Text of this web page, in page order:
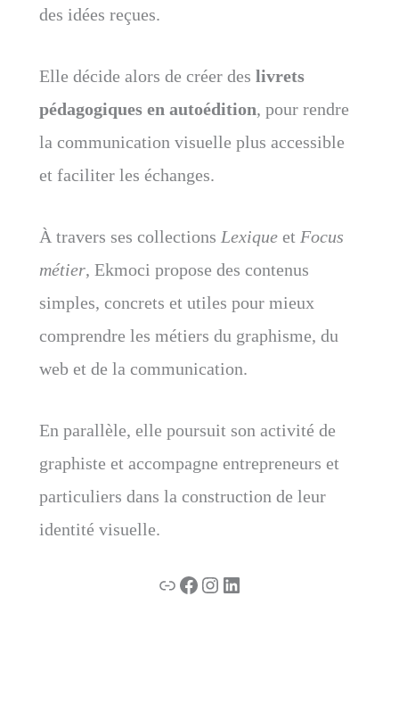
des idées reçues.
Elle décide alors de créer des livrets
pédagogiques en autoédition, pour rendre
la communication visuelle plus accessible
et faciliter les échanges.
À travers ses collections Lexique et Focus
métier, Ekmoci propose des contenus
simples, concrets et utiles pour mieux
comprendre les métiers du graphisme, du
web et de la communication.
En parallèle, elle poursuit son activité de
graphiste et accompagne entrepreneurs et
particuliers dans la construction de leur
identité visuelle.
Lien Facebook Instagram LinkedIn